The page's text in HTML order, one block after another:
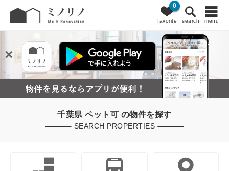
favorite
0
search menu
千葉県 ペット可 の物件を探す
SEARCH PROPERTIES